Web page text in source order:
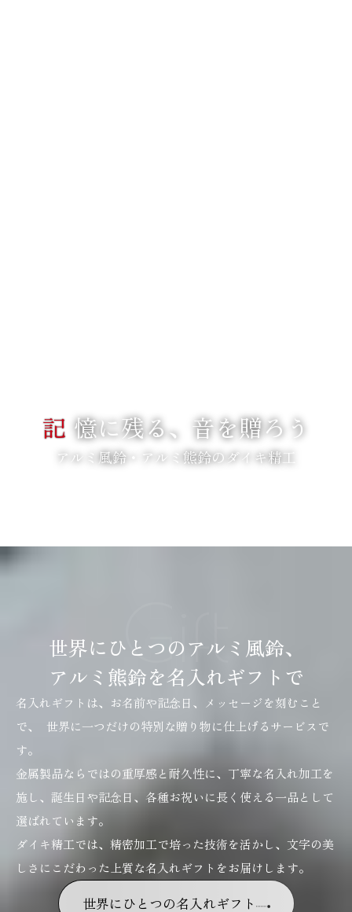
記 憶に残る、音を贈ろう
アルミ風鈴・アルミ熊鈴のダイキ精工
Gift
世界にひとつのアルミ風鈴、
アルミ熊鈴を名入れギフトで
名入れギフトは、お名前や記念日、メッセージを刻むこと
で、 世界に一つだけの特別な贈り物に仕上げるサービスで
す。
金属製品ならではの重厚感と耐久性に、丁寧な名入れ加工を
施し、誕生日や記念日、各種お祝いに長く使える一品として
選ばれています。
ダイキ精工では、精密加工で培った技術を活かし、文字の美
しさにこだわった上質な名入れギフトをお届けします。
世界にひとつの名入れギフト